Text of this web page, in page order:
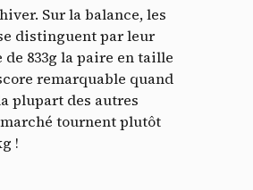
Sur la balance, les
distinguent par leur
833g la paire en taille
remarquable quand
plupart des autres
tournent plutôt
!